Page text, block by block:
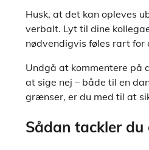
Husk, at det kan opleves
verbalt. Lyt til dine
nødvendigvis føles rart for
Undgå at kommentere på
at sige nej – både til en
grænser, er du med til at
Sådan tackler